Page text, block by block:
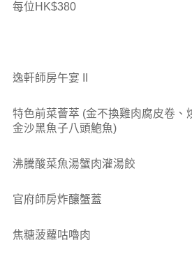
每位HK$380
逸軒師房午宴 II
特色前菜薈萃 (金不換雞肉腐皮卷、
金沙黑魚子八頭鮑魚)
沸騰酸菜魚湯蟹肉灌湯餃
官府師房炸釀蟹蓋
焦糖菠蘿咕嚕肉